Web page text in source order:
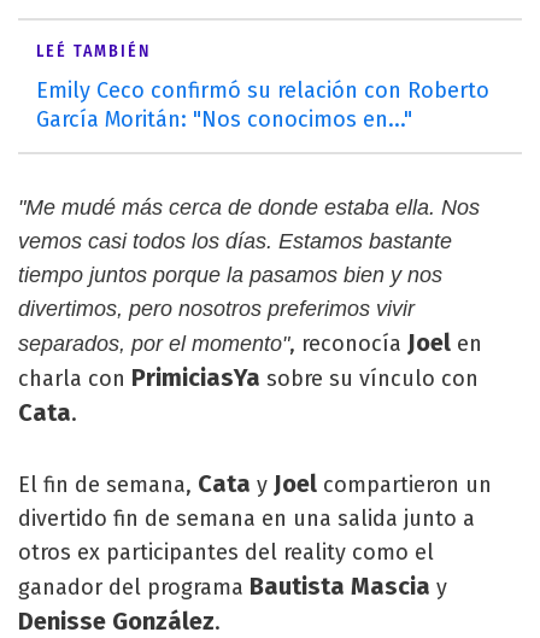
LEÉ TAMBIÉN
Emily Ceco confirmó su relación con Roberto
García Moritán: "Nos conocimos en..."
"Me mudé más cerca de donde estaba ella. Nos
vemos casi todos los días. Estamos bastante
tiempo juntos porque la pasamos bien y nos
divertimos, pero nosotros preferimos vivir
separados, por el momento", reconocía Joel en
charla con PrimiciasYa sobre su vínculo con
Cata.
El fin de semana, Cata y Joel compartieron un
divertido fin de semana en una salida junto a
otros ex participantes del reality como el
ganador del programa Bautista Mascia y
Denisse González.